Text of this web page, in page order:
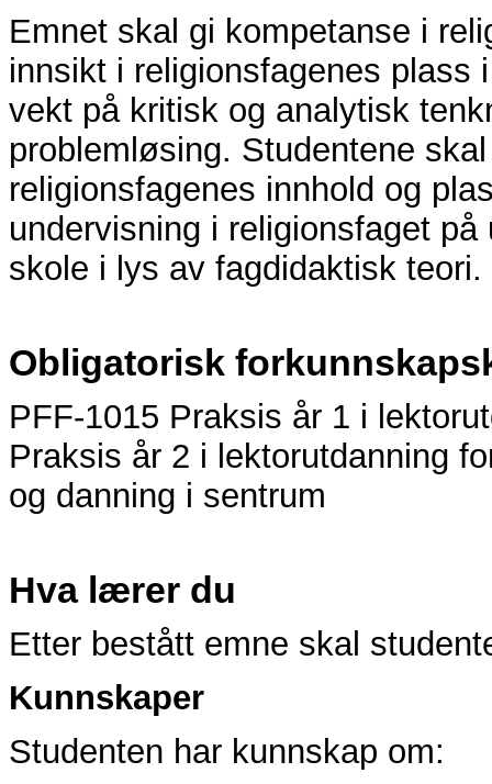
Emnet skal gi kompetanse i
innsikt i religionsfagenes plass
vekt på kritisk og analytisk
problemløsing. Studentene
religionsfagenes innhold og
undervisning i religionsfaget
skole i lys av fagdidaktisk teori.
Obligatorisk
PFF-1015 Praksis år 1 i
Praksis år 2 i lektorutdanning
og danning i sentrum
Hva lærer du
Etter bestått emne skal
Kunnskaper
Studenten har kunnskap om: